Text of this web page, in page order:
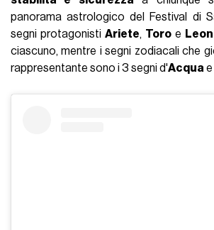
panorama astrologico del Festival di
segni protagonistiAriete, Toro e
ciascuno, mentre i segni zodiacali che
rappresentante sono i 3 segni d'Acqua e